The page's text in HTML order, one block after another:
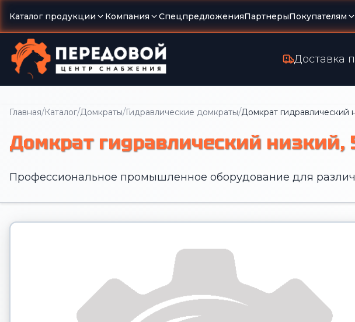
Каталог продукции Компания СпецпредложенияПартнерыПокупателям
Доставка
Главная/Каталог/Домкраты/Гидравлические домкраты/Домкрат гидравлический
Домкрат гидравлический низкий,
Профессиональное промышленное оборудование для